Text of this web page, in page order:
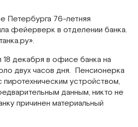
Петербурга 76-летняя
фейерверк в отделении банка.
декабря в офисе банка на
двух часов дня. Пенсионерка
устройством,
данным, никто не
причинен материальный